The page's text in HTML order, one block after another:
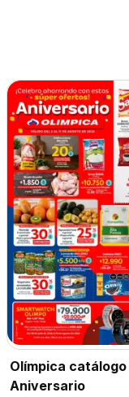
Olímpica catálogo
Aniversario